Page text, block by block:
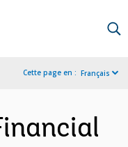
Cette page en : Français